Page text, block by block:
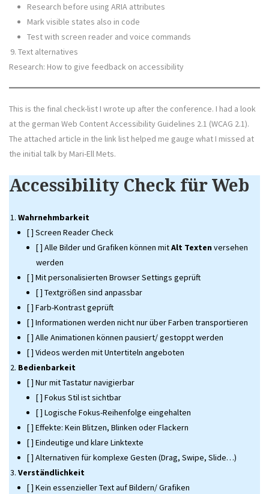
Research before using ARIA attributes
Mark visible states also in code
Test with screen reader and voice commands
Text alternatives
Research: How to give feedback on accessibility
This is the final check-list I wrote up after the conference. I had a look
at the german Web Content Accessibility Guidelines 2.1 (WCAG 2.1).
The attached article in the link list helped me gauge what I missed at
the initial talk by Mari-Ell Mets.
Accessibility Check für Web
Wahrnehmbarkeit
[ ] Screen Reader Check
[ ] Alle Bilder und Grafiken können mitAlt Textenversehen
werden
[ ] Mit personalisierten Browser Settings geprüft
[ ] Textgrößen sind anpassbar
[ ] Farb-Kontrast geprüft
[ ] Informationen werden nicht nur über Farben transportieren
[ ] Alle Animationen können pausiert/ gestoppt werden
[ ] Videos werden mit Untertiteln angeboten
Bedienbarkeit
[ ] Nur mit Tastatur navigierbar
[ ] Fokus Stil ist sichtbar
[ ] Logische Fokus-Reihenfolge eingehalten
[ ] Effekte: Kein Blitzen, Blinken oder Flackern
[ ] Eindeutige und klare Linktexte
[ ] Alternativen für komplexe Gesten (Drag, Swipe, Slide…)
Verständlichkeit
[ ] Kein essenzieller Text auf Bildern/ Grafiken